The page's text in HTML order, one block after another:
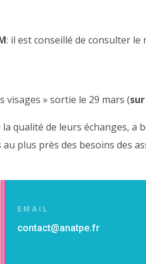
: il est conseillé de consulter
visages » sortie le 29 mars (
qualité de leurs échanges,
plus près des besoins des
EMAIL
contact@anatpe.fr